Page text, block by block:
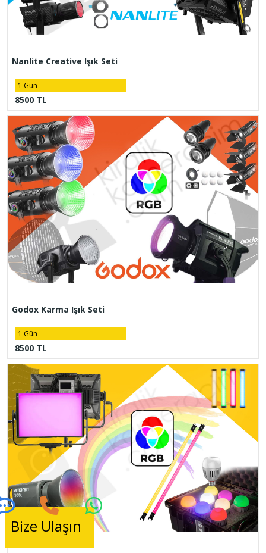
Nanlite Creative Işık Seti
1 Gün
8500 TL
Godox Karma Işık Seti
1 Gün
8500 TL
Bize Ulaşın